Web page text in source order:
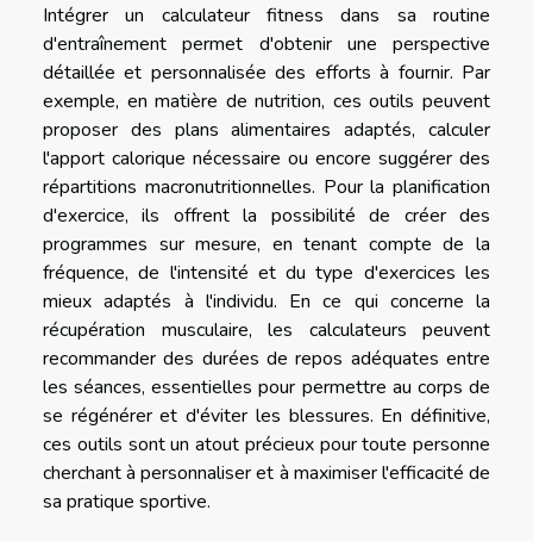
Intégrer un calculateur fitness dans sa routine
d'entraînement permet d'obtenir une perspective
détaillée et personnalisée des efforts à fournir. Par
exemple, en matière de nutrition, ces outils peuvent
proposer des plans alimentaires adaptés, calculer
l'apport calorique nécessaire ou encore suggérer des
répartitions macronutritionnelles. Pour la planification
d'exercice, ils offrent la possibilité de créer des
programmes sur mesure, en tenant compte de la
fréquence, de l'intensité et du type d'exercices les
mieux adaptés à l'individu. En ce qui concerne la
récupération musculaire, les calculateurs peuvent
recommander des durées de repos adéquates entre
les séances, essentielles pour permettre au corps de
se régénérer et d'éviter les blessures. En définitive,
ces outils sont un atout précieux pour toute personne
cherchant à personnaliser et à maximiser l'efficacité de
sa pratique sportive.